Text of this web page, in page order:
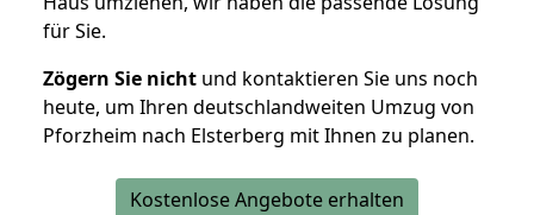
für Sie.
Zögern Sie nicht und kontaktieren Sie uns noch
heute, um Ihren deutschlandweiten Umzug von
Pforzheim nach Elsterberg mit Ihnen zu planen.
Kostenlose Angebote erhalten